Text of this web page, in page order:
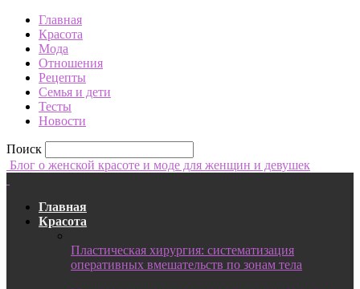
Главная
Красота
Мода
Отношения
Рецепты
Семья и дети
Тесты
Новости
Поиск
Блог о женской красоте и моде для женщин и девушек
Главная
Красота
Пластическая хирургия: систематизация
оперативных вмешательств по зонам тела